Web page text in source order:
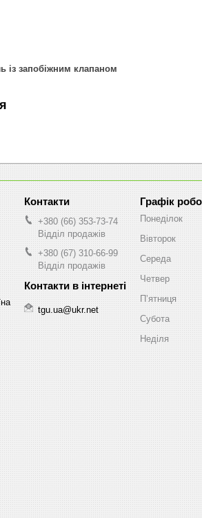
із запобіжним клапаном
+380 (66) 353-73-74
Відділ продажів
+380 (67) 310-66-99
Відділ продажів
tgu.ua@ukr.net
Графік
Понеділок
Вівторок
Середа
Четвер
Пʼятниця
Субота
Неділя